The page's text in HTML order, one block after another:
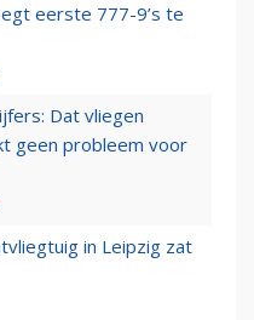
eerste 777-9’s te
Dat vliegen
geen probleem voor
in Leipzig zat